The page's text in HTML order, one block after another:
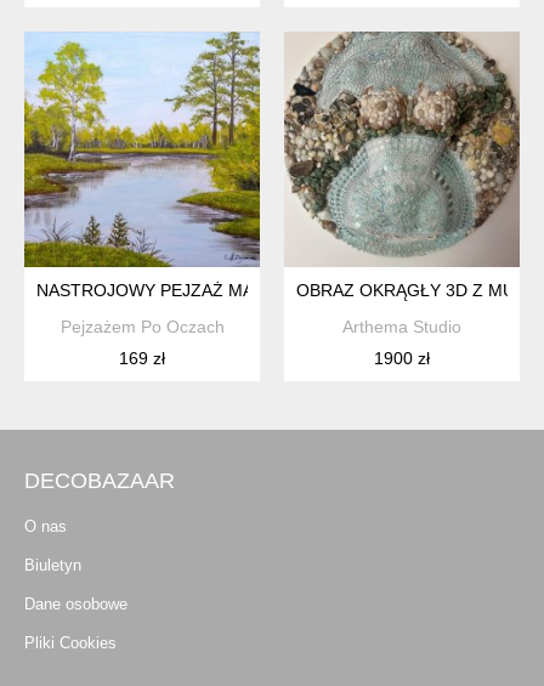
NASTROJOWY PEJZAŻ MALOWANY NA PŁÓTNIE - "ZATOKA
Pejzażem Po Oczach
169 zł
OBRAZ OKRĄGŁY 3D Z
Arthema Studio
1900 zł
DECOBAZAAR
O nas
Biuletyn
Dane osobowe
Pliki Cookies